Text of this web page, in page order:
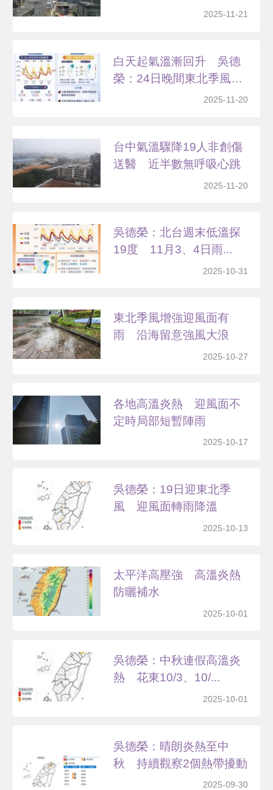
2025-11-21
白天起氣溫漸回升 吳德
榮：24日晚間東北季風
2025-11-20
台中氣溫驟降19人非創傷
送醫 近半數無呼吸心跳
2025-11-20
吳德榮：北台週末低溫探
19度 11月3、4日雨...
2025-10-31
東北季風增強迎風面有
雨 沿海留意強風大浪
2025-10-27
各地高溫炎熱 迎風面不
定時局部短暫陣雨
2025-10-17
吳德榮：19日迎東北季
風 迎風面轉雨降溫
2025-10-13
太平洋高壓強 高溫炎熱
防曬補水
2025-10-01
吳德榮：中秋連假高溫炎
熱 花東10/3、10/...
2025-10-01
吳德榮：晴朗炎熱至中
秋 持續觀察2個熱帶擾動
2025-09-30